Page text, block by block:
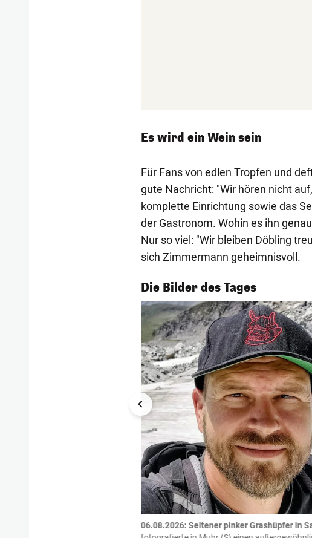
Es wird ein Wein sein
Für Fans von edlen Tropfen und
gute Nachricht: "Wir hören nicht
komplette Einrichtung sowie das
der Gastronom. Wohin es ihn
Nur so viel: "Wir bleiben Döbling
sich Zimmermann geheimnisvoll.
Die Bilder des Tages
1/54
06.08.2026: Seltener pinker Grashüpfer in